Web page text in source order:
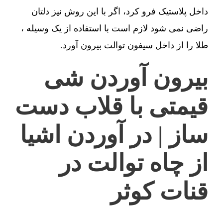
داخل پلاستیک فرو کرد، اگر با این روش نیز دلتان
راضی نمی شود لازم است با استفاده از یک وسیله ،
طلا را از داخل سیفون توالت بیرون آورد.
بیرون آوردن شی
قیمتی با قلاب دست
ساز | در آوردن اشیا
از چاه توالت در
قنات کوثر